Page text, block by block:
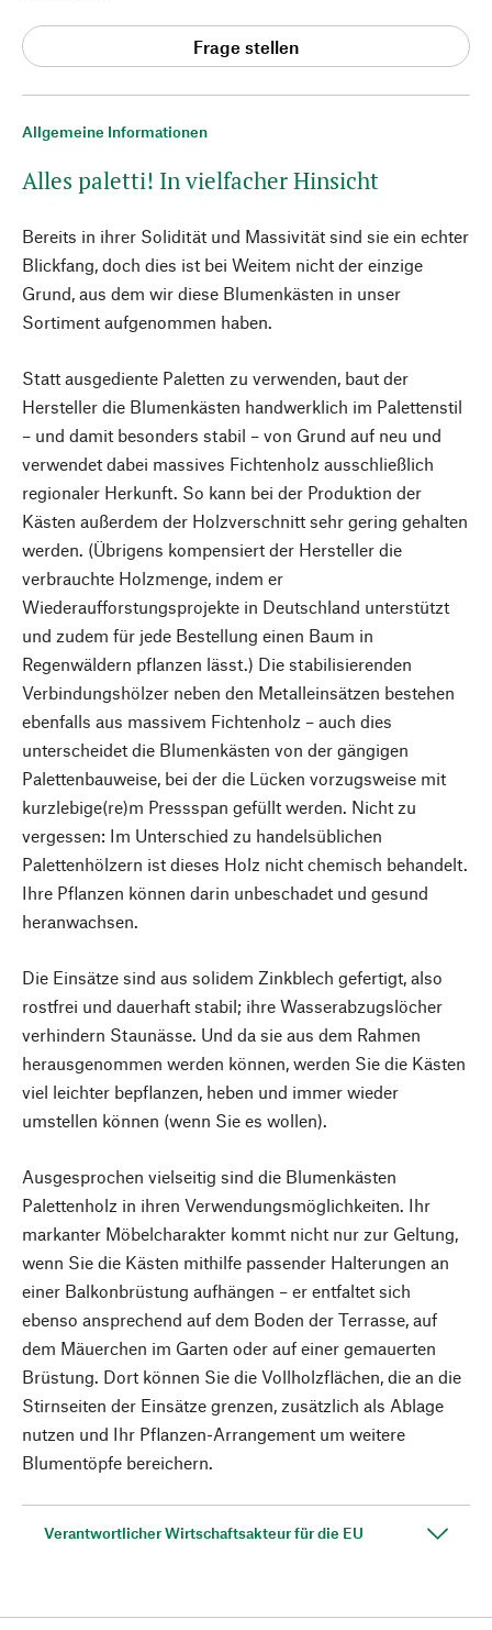
Allgemeine Informationen
Alles paletti! In vielfacher Hinsicht
Bereits in ihrer Solidität und Massivität sind sie ein echter
Blickfang, doch dies ist bei Weitem nicht der einzige
Grund, aus dem wir diese Blumenkästen in unser
Sortiment aufgenommen haben.
Statt ausgediente Paletten zu verwenden, baut der
Hersteller die Blumenkästen handwerklich im Palettenstil
– und damit besonders stabil – von Grund auf neu und
verwendet dabei massives Fichtenholz ausschließlich
regionaler Herkunft. So kann bei der Produktion der
Kästen außerdem der Holzverschnitt sehr gering gehalten
werden. (Übrigens kompensiert der Hersteller die
verbrauchte Holzmenge, indem er
Wiederaufforstungsprojekte in Deutschland unterstützt
und zudem für jede Bestellung einen Baum in
Regenwäldern pflanzen lässt.) Die stabilisierenden
Verbindungshölzer neben den Metalleinsätzen bestehen
ebenfalls aus massivem Fichtenholz – auch dies
unterscheidet die Blumenkästen von der gängigen
Palettenbauweise, bei der die Lücken vorzugsweise mit
kurzlebige(re)m Pressspan gefüllt werden. Nicht zu
vergessen: Im Unterschied zu handelsüblichen
Palettenhölzern ist dieses Holz nicht chemisch behandelt.
Ihre Pflanzen können darin unbeschadet und gesund
heranwachsen.
Die Einsätze sind aus solidem Zinkblech gefertigt, also
rostfrei und dauerhaft stabil; ihre Wasserabzugslöcher
verhindern Staunässe. Und da sie aus dem Rahmen
herausgenommen werden können, werden Sie die Kästen
viel leichter bepflanzen, heben und immer wieder
umstellen können (wenn Sie es wollen).
Ausgesprochen vielseitig sind die Blumenkästen
Palettenholz in ihren Verwendungsmöglichkeiten. Ihr
markanter Möbelcharakter kommt nicht nur zur Geltung,
wenn Sie die Kästen mithilfe passender Halterungen an
einer Balkonbrüstung aufhängen – er entfaltet sich
ebenso ansprechend auf dem Boden der Terrasse, auf
dem Mäuerchen im Garten oder auf einer gemauerten
Brüstung. Dort können Sie die Vollholzflächen, die an die
Stirnseiten der Einsätze grenzen, zusätzlich als Ablage
nutzen und Ihr Pflanzen-Arrangement um weitere
Blumentöpfe bereichern.
Verantwortlicher Wirtschaftsakteur für die EU
Frage stellen